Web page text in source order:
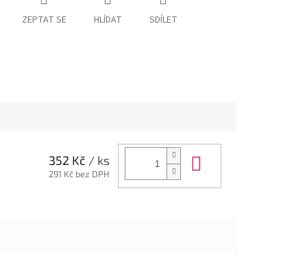
ZEPTAT SE HLÍDAT SDÍLET
352 Kč / ks
291 Kč bez DPH